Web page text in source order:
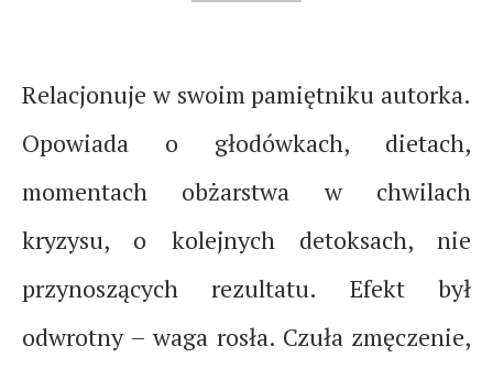
Relacjonuje w swoim pamiętniku autorka.
Opowiada o głodówkach, dietach,
momentach obżarstwa w chwilach
kryzysu, o kolejnych detoksach, nie
przynoszących rezultatu. Efekt był
odwrotny – waga rosła. Czuła zmęczenie,